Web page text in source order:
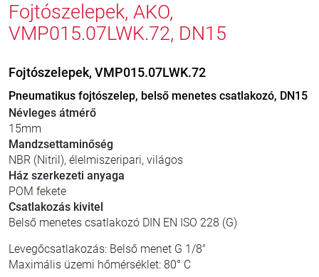
Fojtószelepek, AKO,
VMP015.07LWK.72, DN15
Fojtószelepek, VMP015.07LWK.72
Pneumatikus fojtószelep, belső menetes csatlakozó, DN15
Névleges átmérő
15mm
Mandzsettaminőség
NBR (Nitril), élelmiszeripari, világos
Ház szerkezeti anyaga
POM fekete
Csatlakozás kivitel
Belső menetes csatlakozó DIN EN ISO 228 (G)
Levegőcsatlakozás: Belső menet G 1/8"
Maximális üzemi hőmérséklet: 80° C